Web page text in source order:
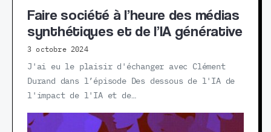
Faire société à l’heure des médias
synthétiques et de l’IA générative
3 octobre 2024
J'ai eu le plaisir d'échanger avec Clément
Durand dans l’épisode Des dessous de l'IA de
l'impact de l'IA et de…